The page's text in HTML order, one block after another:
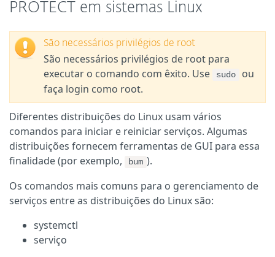
PROTECT em sistemas Linux
São necessários privilégios de root
São necessários privilégios de root para
executar o comando com êxito. Use
sudo
ou
faça login como root.
Diferentes distribuições do Linux usam vários
comandos para iniciar e reiniciar serviços. Algumas
distribuições fornecem ferramentas de GUI para essa
finalidade (por exemplo,
bum ).
Os comandos mais comuns para o gerenciamento de
serviços entre as distribuições do Linux são:
systemctl
serviço